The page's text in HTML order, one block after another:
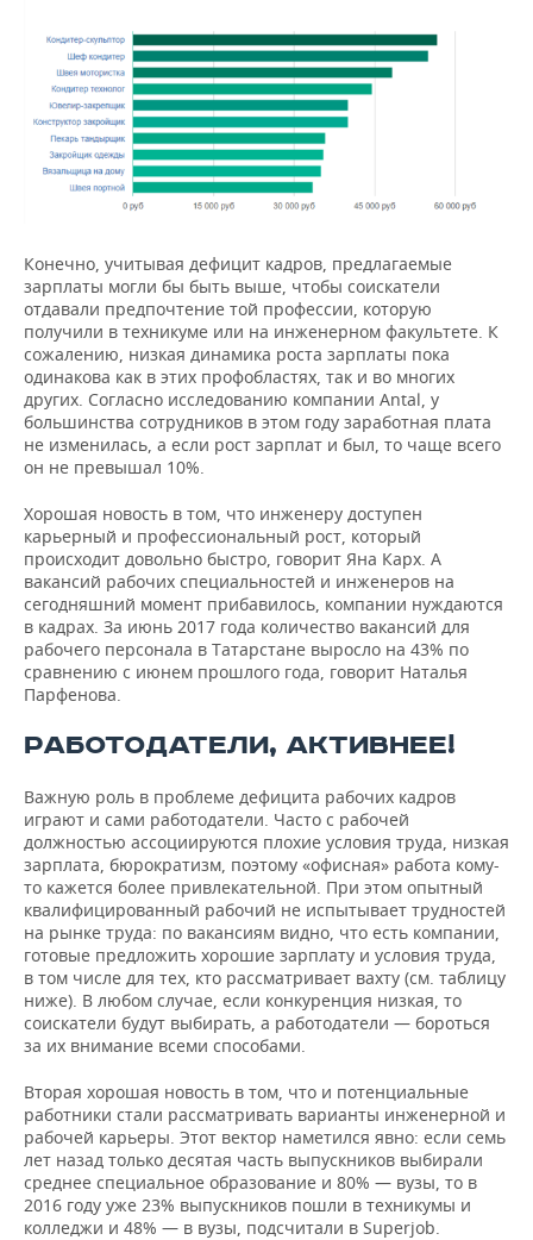
Конечно, учитывая дефицит кадров, предлагаемые
зарплаты могли бы быть выше, чтобы соискатели
отдавали предпочтение той профессии, которую
получили в техникуме или на инженерном факультете. К
сожалению, низкая динамика роста зарплаты пока
одинакова как в этих профобластях, так и во многих
других. Согласно исследованию компании Antal, у
большинства сотрудников в этом году заработная плата
не изменилась, а если рост зарплат и был, то чаще всего
он не превышал 10%.
Хорошая новость в том, что инженеру доступен
карьерный и профессиональный рост, который
происходит довольно быстро, говорит Яна Карх. А
вакансий рабочих специальностей и инженеров на
сегодняшний момент прибавилось, компании нуждаются
в кадрах. За июнь 2017 года количество вакансий для
рабочего персонала в Татарстане выросло на 43% по
сравнению с июнем прошлого года, говорит Наталья
Парфенова.
РАБОТОДАТЕЛИ, АКТИВНЕЕ!
Важную роль в проблеме дефицита рабочих кадров
играют и сами работодатели. Часто с рабочей
должностью ассоциируются плохие условия труда, низкая
зарплата, бюрократизм, поэтому «офисная» работа кому-
то кажется более привлекательной. При этом опытный
квалифицированный рабочий не испытывает трудностей
на рынке труда: по вакансиям видно, что есть компании,
готовые предложить хорошие зарплату и условия труда,
в том числе для тех, кто рассматривает вахту (см. таблицу
ниже). В любом случае, если конкуренция низкая, то
соискатели будут выбирать, а работодатели — бороться
за их внимание всеми способами.
Вторая хорошая новость в том, что и потенциальные
работники стали рассматривать варианты инженерной и
рабочей карьеры. Этот вектор наметился явно: если семь
лет назад только десятая часть выпускников выбирали
среднее специальное образование и 80% — вузы, то в
2016 году уже 23% выпускников пошли в техникумы и
колледжи и 48% — в вузы, подсчитали в Superjob.